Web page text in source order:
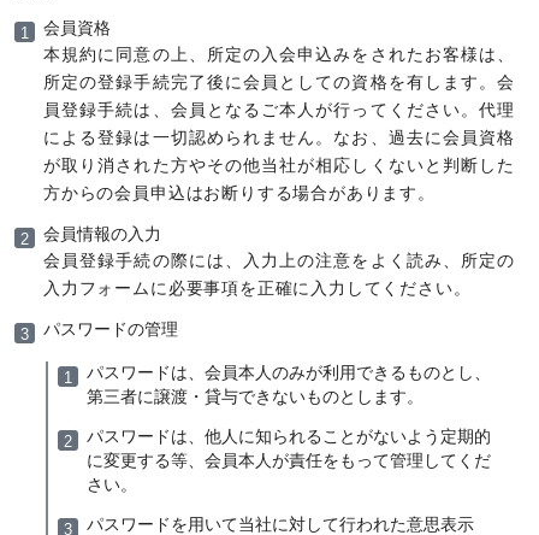
会員資格
本規約に同意の上、所定の入会申込みをされたお客様は、
所定の登録手続完了後に会員としての資格を有します。会
員登録手続は、会員となるご本人が行ってください。代理
による登録は一切認められません。なお、過去に会員資格
が取り消された方やその他当社が相応しくないと判断した
方からの会員申込はお断りする場合があります。
会員情報の入力
会員登録手続の際には、入力上の注意をよく読み、所定の
入力フォームに必要事項を正確に入力してください。
パスワードの管理
パスワードは、会員本人のみが利用できるものとし、
第三者に譲渡・貸与できないものとします。
パスワードは、他人に知られることがないよう定期的
に変更する等、会員本人が責任をもって管理してくだ
さい。
パスワードを用いて当社に対して行われた意思表示